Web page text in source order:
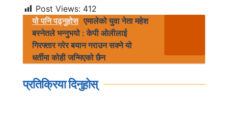
Post Views: 412
यो पनि पढ्नुहोस एमालेको युवा नेता महेश
बस्नेतले भन्नुभयो : केपी ओलीलाई
गिरफ्तार गरेर बयान गराउन सक्ने यो
धर्तीमा कोही जन्मिएको छैन
प्रतिक्रिया दिनुहोस्